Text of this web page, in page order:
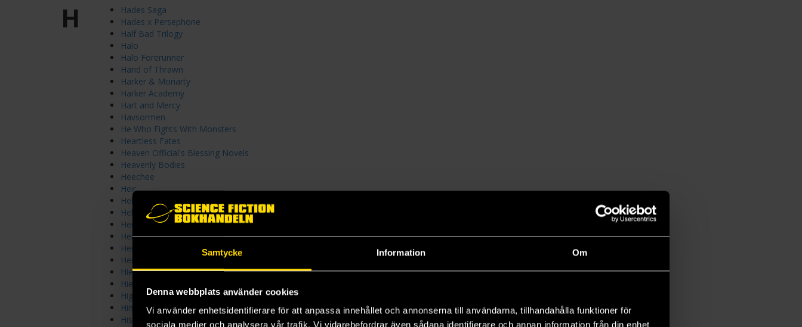
Samtycke Information Om
Denna webbplats använder cookies
Vi använder enhetsidentifierare för att anpassa innehållet och annonserna till användarna, tillhandahålla funktioner för
sociala medier och analysera vår trafik. Vi vidarebefordrar även sådana identifierare och annan information från din enhet
H
Hades Saga
Hades x Persephone
Half Bad Trilogy
Halo
Halo Forerunner
Hand of Thrawn
Harker & Moriarty
Harker Academy
Hart and Mercy
Havsormen
He Who Fights With Monsters
Heartless Fates
Heaven Official's Blessing Novels
Heavenly Bodies
Heechee
Heir
Hell Bent
Hell's Library
Hench
Her Hidden Fire
Her Majesty's Royal Coven
Herr Nyman
Hierarchy
Hiero
High School DXD Light Novels
Hinder Stars
His Dark Materials